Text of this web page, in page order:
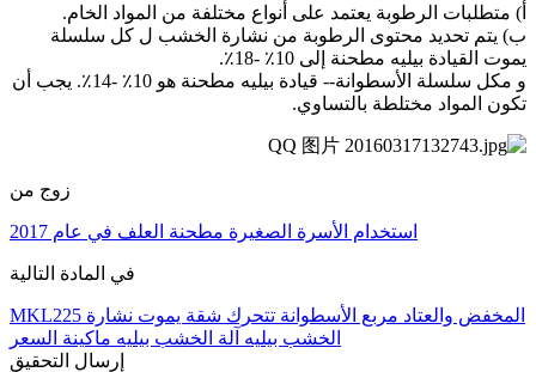
أ) متطلبات الرطوبة يعتمد على أنواع مختلفة من المواد الخام.
ب) يتم تحديد محتوى الرطوبة من نشارة الخشب ل كل سلسلة
يموت القيادة بيليه مطحنة إلى 10٪ -18٪.
و مكل سلسلة الأسطوانة-- قيادة بيليه مطحنة هو 10٪ -14٪.
يجب أن
تكون المواد مختلطة بالتساوي.
زوج من
استخدام الأسرة الصغيرة مطحنة العلف في عام 2017
في المادة التالية
MKL225 المخفض والعتاد مربع الأسطوانة تتحرك شقة يموت نشارة
الخشب بيليه آلة الخشب بيليه ماكينة السعر
إرسال التحقيق